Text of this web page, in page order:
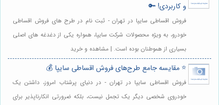
و کاربردی! 🔑
فروش اقساطی سایپا در تهران - ثبت نام در طرح های فروش اقساطی
خودرو، به ویژه محصولات شرکت سایپا، همواره یکی از دغدغه های اصلی
بسیاری از هموطنان بوده است. | مشاهده و خرید
⭐️ مقایسه جامع طرح‌های فروش اقساطی سایپا 💰
فروش اقساطی سایپا در تهران - در دنیای پرشتاب امروز، داشتن یک
خودروی شخصی دیگر یک تجمل نیست، بلکه ضرورتی انکارناپذیر برای